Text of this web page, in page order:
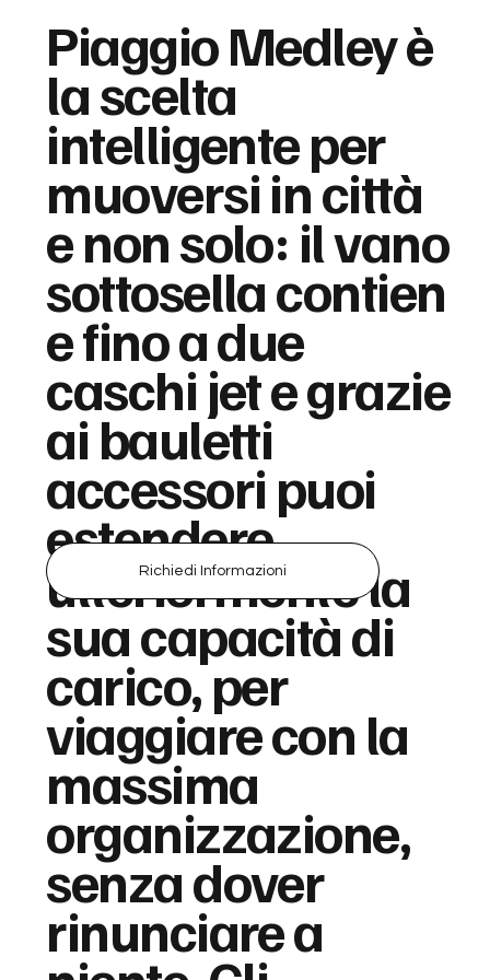
Piaggio Medley è
la scelta
intelligente per
muoversi in città
e non solo: il vano
sottosella contien
e fino a due
caschi jet e grazie
ai bauletti
accessori puoi
estendere
ulteriormente la
sua capacità di
carico, per
viaggiare con la
massima
organizzazione,
senza dover
rinunciare a
Richiedi Informazioni